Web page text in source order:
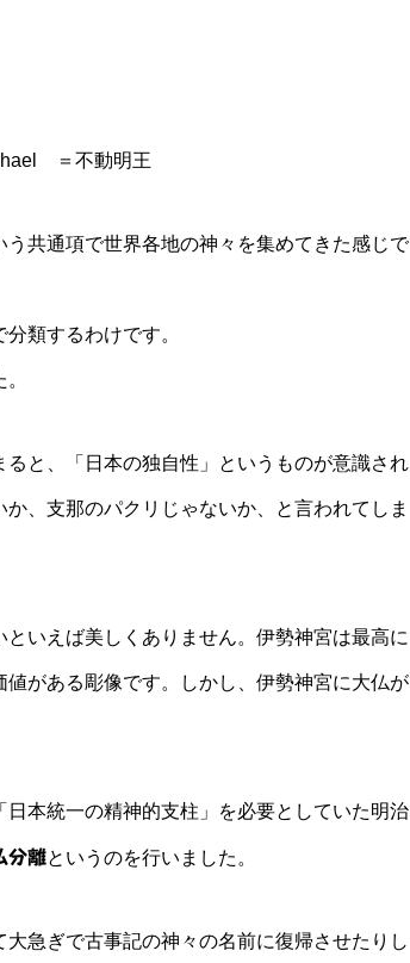
＝不動明王
共通項で世界各地の神々を集めてきた感じで
類するわけです。
と、「日本の独自性」というものが意識され
、支那のパクリじゃないか、と言われてしま
いえば美しくありません。伊勢神宮は最高に
がある彫像です。しかし、伊勢神宮に大仏が
本統一の精神的支柱」を必要としていた明治
分離というのを行いました。
急ぎで古事記の神々の名前に復帰させたりし